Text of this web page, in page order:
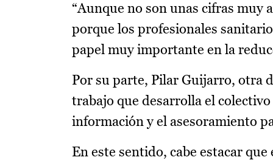
“Aunque no son unas cifras muy
porque los profesionales
papel muy importante en la
Por su parte, Pilar Guijarro, otra
trabajo que desarrolla el
información y el asesoramiento
En este sentido, cabe estacar